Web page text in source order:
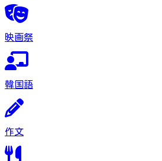
映画祭
韓国語
作文